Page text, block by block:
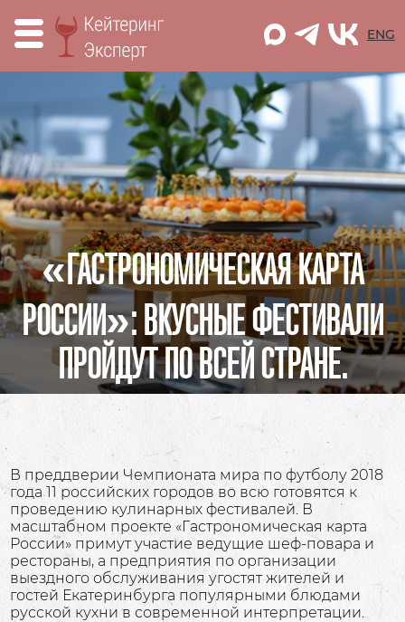
M ENG
«ГАСТРОНОМИЧЕСКАЯ КАРТА
РОССИИ»: ВКУСНЫЕ ФЕСТИВАЛИ
ПРОЙДУТ ПО ВСЕЙ СТРАНЕ.
В преддверии Чемпионата мира по футболу 2018
года 11 российских городов во всю готовятся к
проведению кулинарных фестивалей. В
масштабном проекте «Гастрономическая карта
России» примут участие ведущие шеф-повара и
рестораны, а предприятия по организации
выездного обслуживания угостят жителей и
гостей Екатеринбурга популярными блюдами
русской кухни в современной интерпретации.